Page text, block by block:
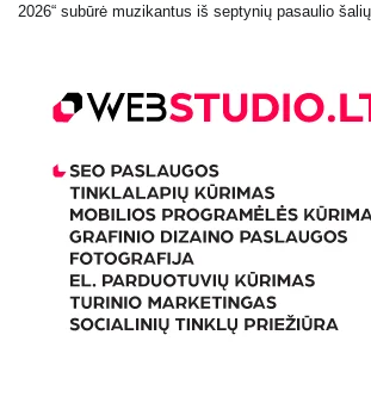
2026“ subūrė muzikantus iš septynių pasaulio šalių